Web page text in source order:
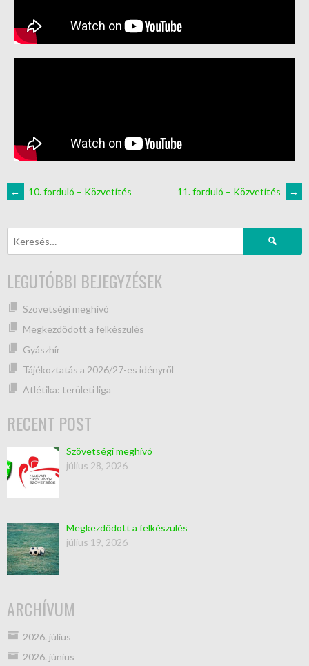
← 10. forduló – Közvetítés 11. forduló – Közvetítés →
LEGUTÓBBI BEJEGYZÉSEK
Szövetségi meghívó
Megkezdődött a felkészülés
Gyászhír
Tájékoztatás a 2026/27-es idényről
Atlétika: területi liga
RECENT POST
Szövetségi meghívó
július 28, 2026
Megkezdődött a felkészülés
július 19, 2026
ARCHÍVUM
2026. július
2026. június